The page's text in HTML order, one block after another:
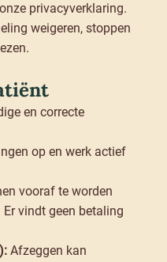
privacyverklaring.
weigeren, stoppen
en correcte
op en werk actief
vooraf te worden
vindt geen betaling
Afzeggen kan